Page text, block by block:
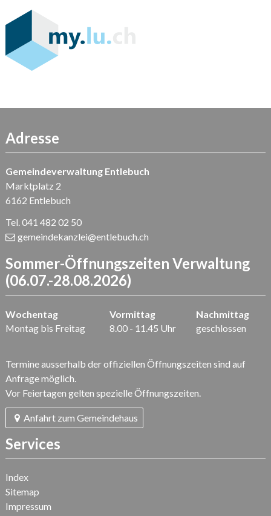
Adresse
Gemeindeverwaltung Entlebuch
Marktplatz 2
6162 Entlebuch
Tel. 041 482 02 50
gemeindekanzlei@entlebuch.ch
Sommer-Öffnungszeiten Verwaltung
(06.07.-28.08.2026)
Wochentag Vormittag
Nachmittag
Montag bis Freitag
8.00 - 11.45 Uhr geschlossen
Termine ausserhalb der offiziellen Öffnungszeiten sind auf
Anfrage möglich.
Vor Feiertagen gelten spezielle Öffnungszeiten.
Anfahrt zum Gemeindehaus
Services
Index
Sitemap
Impressum